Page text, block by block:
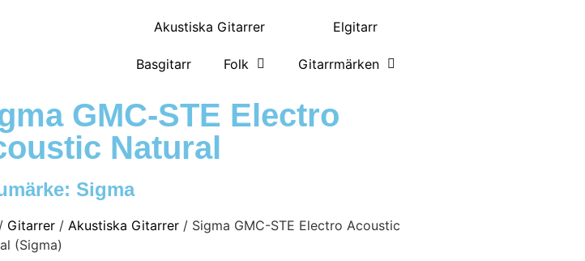
Akustiska Gitarrer Elgitarr
Basgitarr Folk Gitarrmärken
GMC-STE Electro
Natural
Sigma
/ Gitarrer / Akustiska Gitarrer / Sigma GMC-STE Electro Acoustic
(Sigma)